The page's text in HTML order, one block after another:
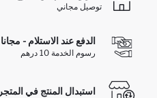
توصيل مجاني
الدفع عند الاستلام - مجانا
رسوم الخدمة 10 درهم
استبدال المنتج في المتجر